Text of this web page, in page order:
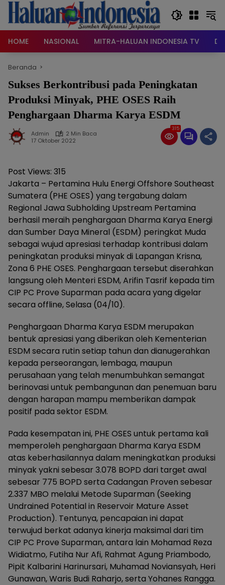
Langsung
konten
HOME
NASIONAL MITRA-HALUAN INDONESIA TV
Beranda
Sukses Berkontribusi pada Peningkatan
Produksi Minyak, PHE OSES Raih
Penghargaan Dharma Karya ESDM
Admin
2 Min Baca
17 Oktober 2022
315
Post Views: 315
Jakarta – Pertamina Hulu Energi Offshore Southeast
Sumatera (PHE OSES) yang tergabung dalam
Regional Jawa Subholding Upstream Pertamina
berhasil meraih penghargaan Dharma Karya Energi
dan Sumber Daya Mineral (ESDM) peringkat Muda
sebagai wujud apresiasi terhadap kontribusi dalam
peningkatan produksi minyak di Lapangan Krisna,
Zona 6 PHE OSES. Penghargaan tersebut diserahkan
langsung oleh Menteri ESDM, Arifin Tasrif kepada tim
CIP PC Prove Suparman pada acara yang digelar
secara offline, Selasa (04/10).
Penghargaan Dharma Karya ESDM merupakan
bentuk apresiasi yang diberikan oleh Kementerian
ESDM secara rutin setiap tahun dan dianugerahkan
kepada perseorangan, lembaga, maupun
perusahaan yang telah menumbuhkan semangat
berinovasi untuk pembangunan dan penemuan baru
dengan harapan mampu memberikan dampak
positif pada sektor ESDM.
Pada kesempatan ini, PHE OSES untuk pertama kali
memperoleh penghargaan Dharma Karya ESDM
atas keberhasilannya dalam meningkatkan produksi
minyak yakni sebesar 3.078 BOPD dari target awal
sebesar 775 BOPD serta Cadangan Proven sebesar
2.337 MBO melalui Metode Suparman (Seeking
Undrained Potential in Reservoir Mature Asset
Production). Tentunya, pencapaian ini dapat
terwujud berkat adanya kinerja maksimal dari tim
CIP PC Prove Suparman, antara lain Mohamad Reza
Widiatmo, Futiha Nur Afi, Rahmat Agung Priambodo,
Pipit Kalbarini Harinursari, Muhamad Noviansyah, Heri
Gunawan, Waris Budi Raharjo, serta Yohanes Rangga.